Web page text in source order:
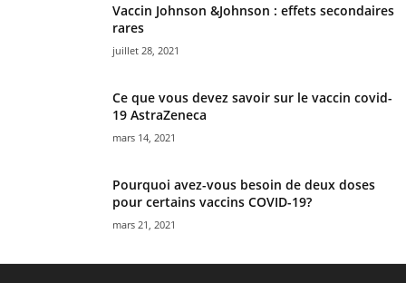
Vaccin Johnson &Johnson : effets secondaires
rares
juillet 28, 2021
Ce que vous devez savoir sur le vaccin covid-
19 AstraZeneca
mars 14, 2021
Pourquoi avez-vous besoin de deux doses
pour certains vaccins COVID-19?
mars 21, 2021